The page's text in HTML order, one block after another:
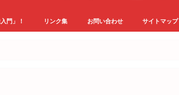
門」！ リンク集 お問い合わせ サイトマップ